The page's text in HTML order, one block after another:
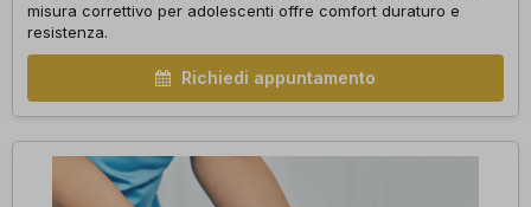
misura correttivo per adolescenti offre comfort duraturo e
resistenza.
Richiedi appuntamento